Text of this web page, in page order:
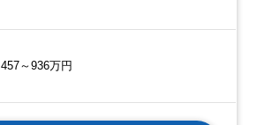
457～936万円